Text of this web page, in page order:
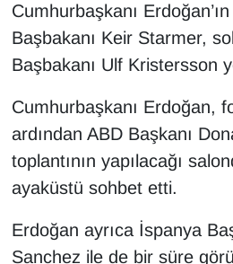
Cumhurbaşkanı
Başbakanı Keir Starmer,
Başbakanı Ulf Kristersson
Cumhurbaşkanı Erdoğan,
ardından ABD Başkanı
toplantının yapılacağı
ayaküstü sohbet etti.
Erdoğan ayrıca İspanya
Sanchez ile de bir süre
MEDYA
ONE EKONOMİ
POLİTİKA
RÖPORTAJ
SAĞLIK